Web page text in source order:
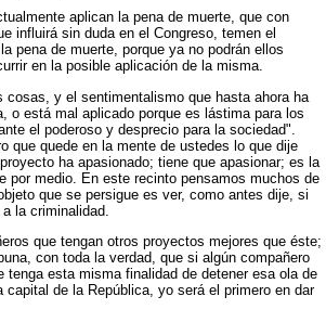
aplican la pena de muerte, que con
influirá sin duda en el Congreso, temen el
pena de muerte, porque ya no podrán ellos
en la posible aplicación de la misma.
cosas, y el sentimentalismo que hasta ahora ha
o está mal aplicado porque es lástima para los
el poderoso y desprecio para la sociedad".
que quede en la mente de ustedes lo que dije
ha apasionado; tiene que apasionar; es la
por medio. En este recinto pensamos muchos de
que se persigue es ver, como antes dije, si
la criminalidad.
que tengan otros proyectos mejores que éste;
con toda la verdad, que si algún compañero
tenga esta misma finalidad de detener esa ola de
capital de la República, yo será el primero en dar